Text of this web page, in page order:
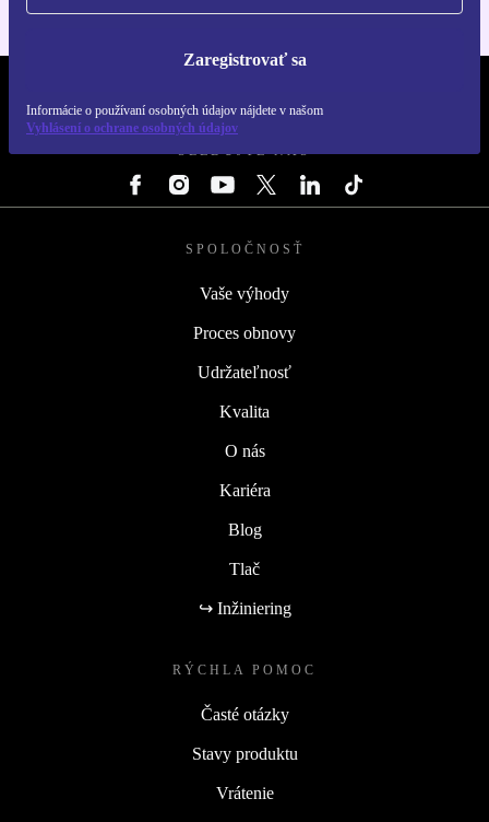
Zaregistrovať sa
Informácie o používaní osobných údajov nájdete v našom
Vyhlásení o ochrane osobných údajov
SLEDUJTE NÁS
SPOLOČNOSŤ
Vaše výhody
Proces obnovy
Udržateľnosť
Kvalita
O nás
Kariéra
Blog
Tlač
↪ Inžiniering
RÝCHLA POMOC
Časté otázky
Stavy produktu
Vrátenie